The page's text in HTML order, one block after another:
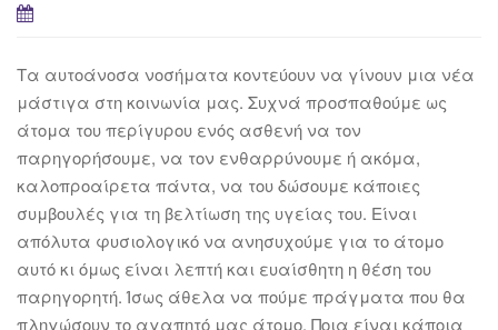
Τα αυτοάνοσα νοσήματα κοντεύουν να γίνουν μια νέα
μάστιγα στη κοινωνία μας. Συχνά προσπαθούμε ως
άτομα του περίγυρου ενός ασθενή να τον
παρηγορήσουμε, να τον ενθαρρύνουμε ή ακόμα,
καλοπροαίρετα πάντα, να του δώσουμε κάποιες
συμβουλές για τη βελτίωση της υγείας του. Είναι
απόλυτα φυσιολογικό να ανησυχούμε για το άτομο
αυτό κι όμως είναι λεπτή και ευαίσθητη η θέση του
παρηγορητή. Ίσως άθελα να πούμε πράγματα που θα
πληγώσουν το αγαπητό μας άτομο. Ποια είναι κάποια